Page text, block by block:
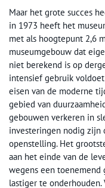
Maar het grote succes
in 1973 heeft het
met als hoogtepunt 2,6
museumgebouw dat
niet berekend is op
intensief gebruik
eisen van de moderne
gebied van
gebouwen verkeren in
investeringen nodig zijn
openstelling. Het
aan het einde van de
wegens een toenemend
lastiger te